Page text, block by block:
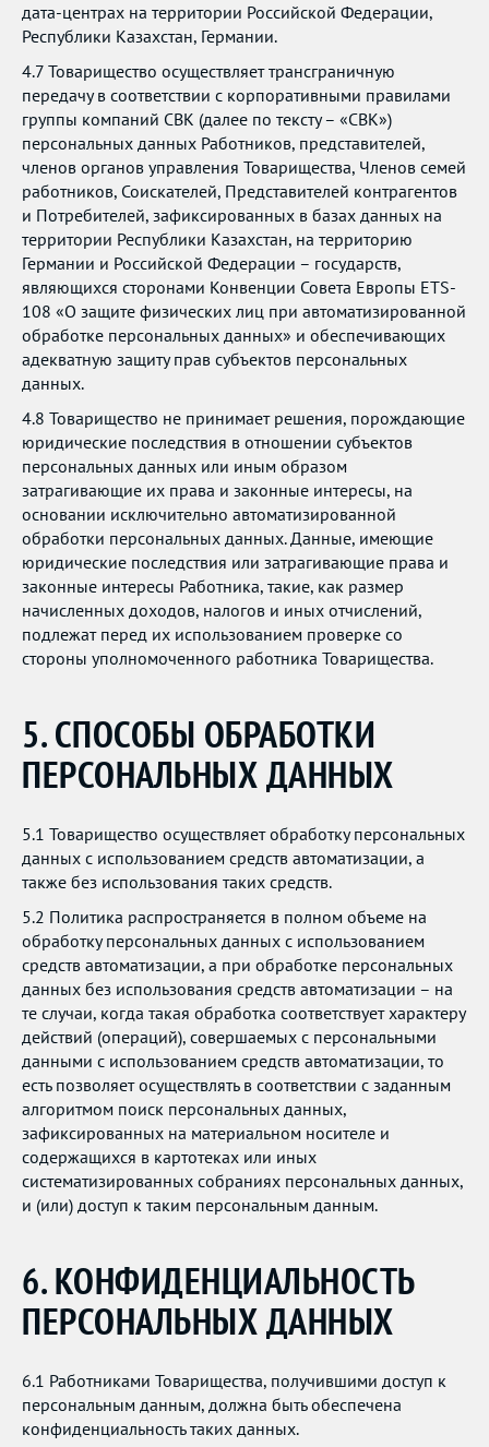
дата-центрах на территории Российской Федерации,
Республики Казахстан, Германии.
4.7 Товарищество осуществляет трансграничную
передачу в соответствии с корпоративными правилами
группы компаний СВК (далее по тексту – «СВК»)
персональных данных Работников, представителей,
членов органов управления Товарищества, Членов семей
работников, Соискателей, Представителей контрагентов
и Потребителей, зафиксированных в базах данных на
территории Республики Казахстан, на территорию
Германии и Российской Федерации – государств,
являющихся сторонами Конвенции Совета Европы ETS-
108 «О защите физических лиц при автоматизированной
обработке персональных данных» и обеспечивающих
адекватную защиту прав субъектов персональных
данных.
4.8 Товарищество не принимает решения, порождающие
юридические последствия в отношении субъектов
персональных данных или иным образом
затрагивающие их права и законные интересы, на
основании исключительно автоматизированной
обработки персональных данных. Данные, имеющие
юридические последствия или затрагивающие права и
законные интересы Работника, такие, как размер
начисленных доходов, налогов и иных отчислений,
подлежат перед их использованием проверке со
стороны уполномоченного работника Товарищества.
5. СПОСОБЫ ОБРАБОТКИ
ПЕРСОНАЛЬНЫХ ДАННЫХ
5.1 Товарищество осуществляет обработку персональных
данных с использованием средств автоматизации, а
также без использования таких средств.
5.2 Политика распространяется в полном объеме на
обработку персональных данных с использованием
средств автоматизации, а при обработке персональных
данных без использования средств автоматизации – на
те случаи, когда такая обработка соответствует характеру
действий (операций), совершаемых с персональными
данными с использованием средств автоматизации, то
есть позволяет осуществлять в соответствии с заданным
алгоритмом поиск персональных данных,
зафиксированных на материальном носителе и
содержащихся в картотеках или иных
систематизированных собраниях персональных данных,
и (или) доступ к таким персональным данным.
6. КОНФИДЕНЦИАЛЬНОСТЬ
ПЕРСОНАЛЬНЫХ ДАННЫХ
6.1 Работниками Товарищества, получившими доступ к
персональным данным, должна быть обеспечена
конфиденциальность таких данных.